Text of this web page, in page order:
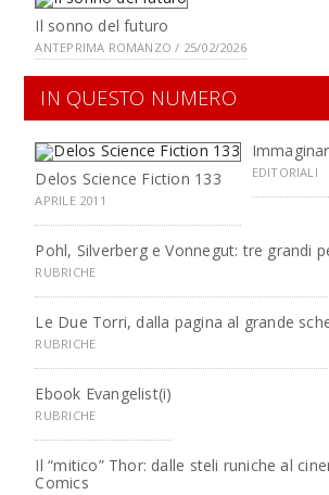
Il sonno del futuro
ANTEPRIMA ROMANZO / 25/02/2026
IN QUESTO NUMERO
Delos Science Fiction 133
APRILE 2011
EDITORIALI
Pohl, Silverberg e Vonnegut: tre grandi
RUBRICHE
Le Due Torri, dalla pagina al grande
RUBRICHE
Ebook Evangelist(i)
RUBRICHE
Il “mitico” Thor: dalle steli runiche al
Comics